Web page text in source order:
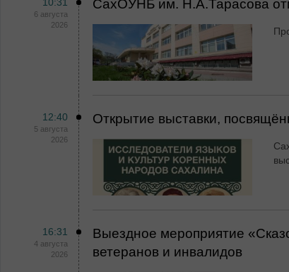
6 августа
2026
СахОУНБ им. Н.А.Тарасова
12:40
5 августа
2026
Открытие выставки,
16:31
4 августа
2026
Выездное мероприятие
ветеранов и инвалидов